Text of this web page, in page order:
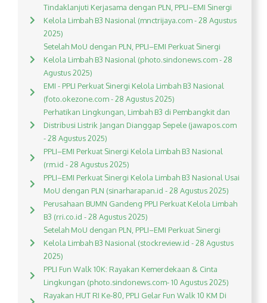
Tindaklanjuti Kerjasama dengan PLN, PPLI–EMI Sinergi
Kelola Limbah B3 Nasional (mnctrijaya.com - 28 Agustus
2025)
Setelah MoU dengan PLN, PPLI–EMI Perkuat Sinergi
Kelola Limbah B3 Nasional (photo.sindonews.com - 28
Agustus 2025)
EMI - PPLI Perkuat Sinergi Kelola Limbah B3 Nasional
(foto.okezone.com - 28 Agustus 2025)
Perhatikan Lingkungan, Limbah B3 di Pembangkit dan
Distribusi Listrik Jangan Dianggap Sepele (jawapos.com
- 28 Agustus 2025)
PPLI–EMI Perkuat Sinergi Kelola Limbah B3 Nasional
(rm.id - 28 Agustus 2025)
PPLI–EMI Perkuat Sinergi Kelola Limbah B3 Nasional Usai
MoU dengan PLN (sinarharapan.id - 28 Agustus 2025)
Perusahaan BUMN Gandeng PPLI Perkuat Kelola Limbah
B3 (rri.co.id - 28 Agustus 2025)
Setelah MoU dengan PLN, PPLI–EMI Perkuat Sinergi
Kelola Limbah B3 Nasional (stockreview.id - 28 Agustus
2025)
PPLI Fun Walk 10K: Rayakan Kemerdekaan & Cinta
Lingkungan (photo.sindonews.com- 10 Agustus 2025)
Rayakan HUT RI Ke-80, PPLI Gelar Fun Walk 10 KM Di